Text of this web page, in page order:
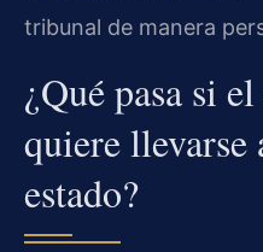
tribunal de manera
¿Qué pasa si
quiere
estado?